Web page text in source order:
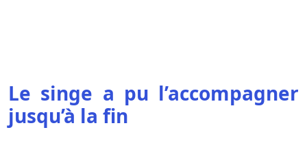
Le singe a pu l’accompagner
jusqu’à la fin